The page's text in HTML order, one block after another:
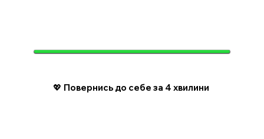
💖 Повернись до себе за 4 хвилини